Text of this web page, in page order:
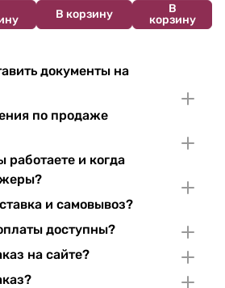
В корзину
В
корзину
документы на
по продаже
работаете и когда
и самовывоз?
доступны?
на сайте?